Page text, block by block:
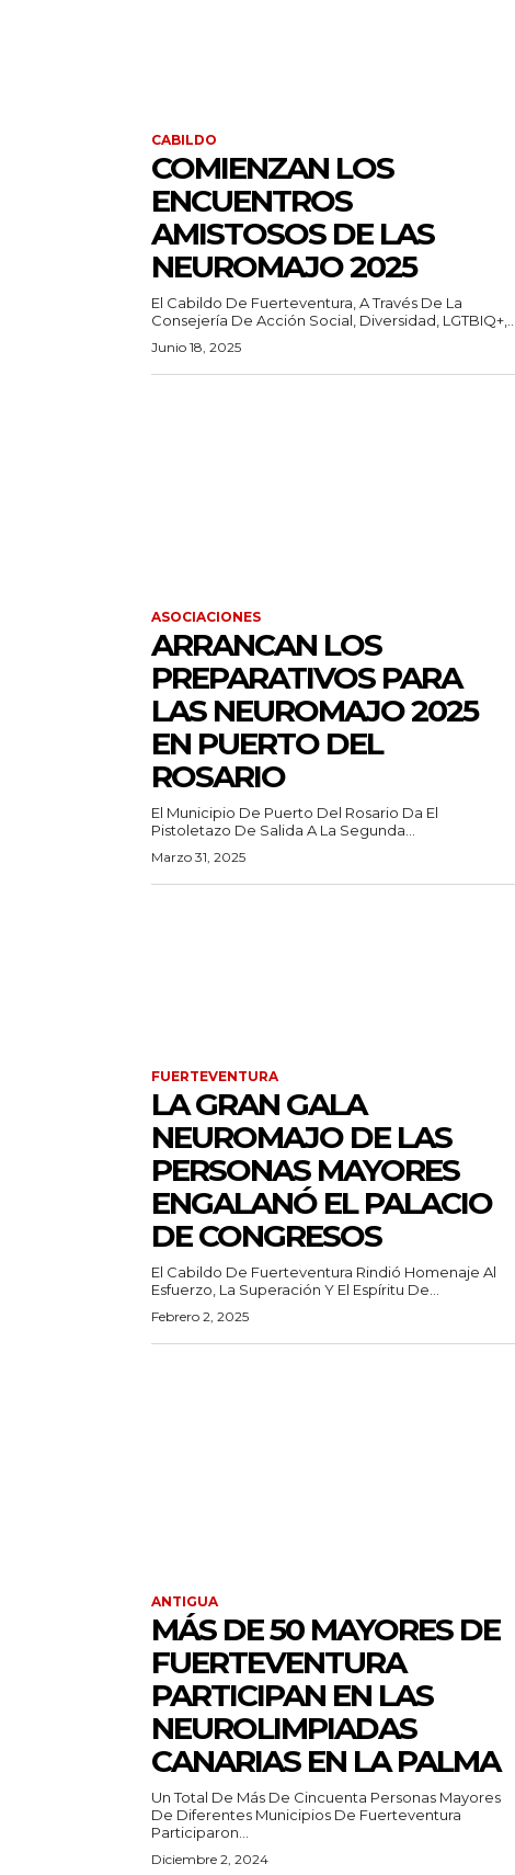
CABILDO
COMIENZAN LOS
ENCUENTROS
AMISTOSOS DE LAS
NEUROMAJO 2025
El Cabildo De Fuerteventura, A Través De La
Consejería De Acción Social, Diversidad, LGTBIQ+,...
Junio 18, 2025
ASOCIACIONES
ARRANCAN LOS
PREPARATIVOS PARA
LAS NEUROMAJO 2025
EN PUERTO DEL
ROSARIO
El Municipio De Puerto Del Rosario Da El
Pistoletazo De Salida A La Segunda...
Marzo 31, 2025
FUERTEVENTURA
LA GRAN GALA
NEUROMAJO DE LAS
PERSONAS MAYORES
ENGALANÓ EL PALACIO
DE CONGRESOS
El Cabildo De Fuerteventura Rindió Homenaje Al
Esfuerzo, La Superación Y El Espíritu De...
Febrero 2, 2025
ANTIGUA
MÁS DE 50 MAYORES DE
FUERTEVENTURA
PARTICIPAN EN LAS
NEUROLIMPIADAS
CANARIAS EN LA PALMA
Un Total De Más De Cincuenta Personas Mayores
De Diferentes Municipios De Fuerteventura
Participaron...
Diciembre 2, 2024